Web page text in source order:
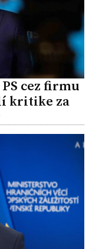
cez firmu
kritike za